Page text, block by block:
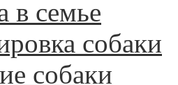
в семье
собаки
собаки